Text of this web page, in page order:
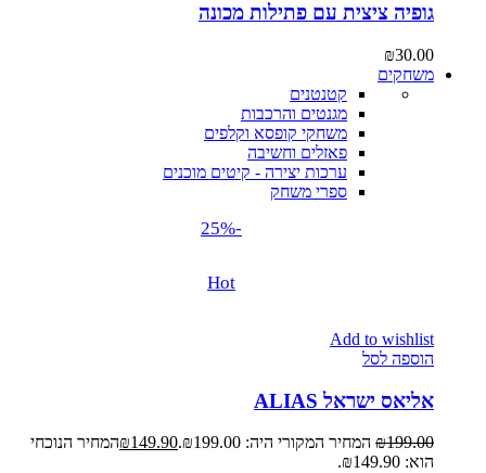
גופיה ציצית עם פתילות מכונה
₪30.00
משחקים
קטנטנים
מגנטים והרכבות
משחקי קופסא וקלפים
פאזלים וחשיבה
ערכות יצירה - קיטים מוכנים
ספרי משחק
-25%
Hot
Add to wishlist
הוספה לסל
אליאס ישראל ALIAS
₪199.00 המחיר המקורי היה: ₪199.00. ₪149.90
המחיר הנוכחי
הוא: ₪149.90.